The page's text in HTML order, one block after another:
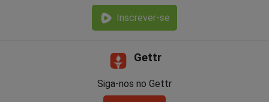
Inscrever-se
Gettr
Siga-nos no Gettr